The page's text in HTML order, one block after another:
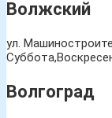
Волжский
ул.
Волгоград